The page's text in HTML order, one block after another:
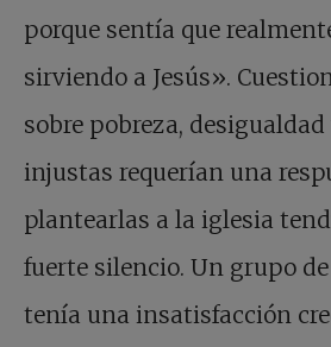
porque sentía que
sirviendo a Jesús».
sobre pobreza,
injustas requerían una
plantearlas a la iglesia
fuerte silencio. Un grupo
tenía una insatisfacción